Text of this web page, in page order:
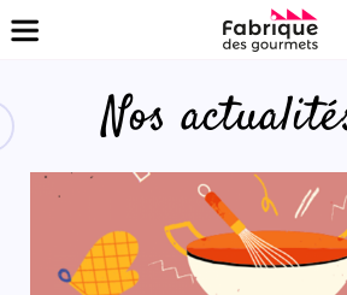
boutique
Nos